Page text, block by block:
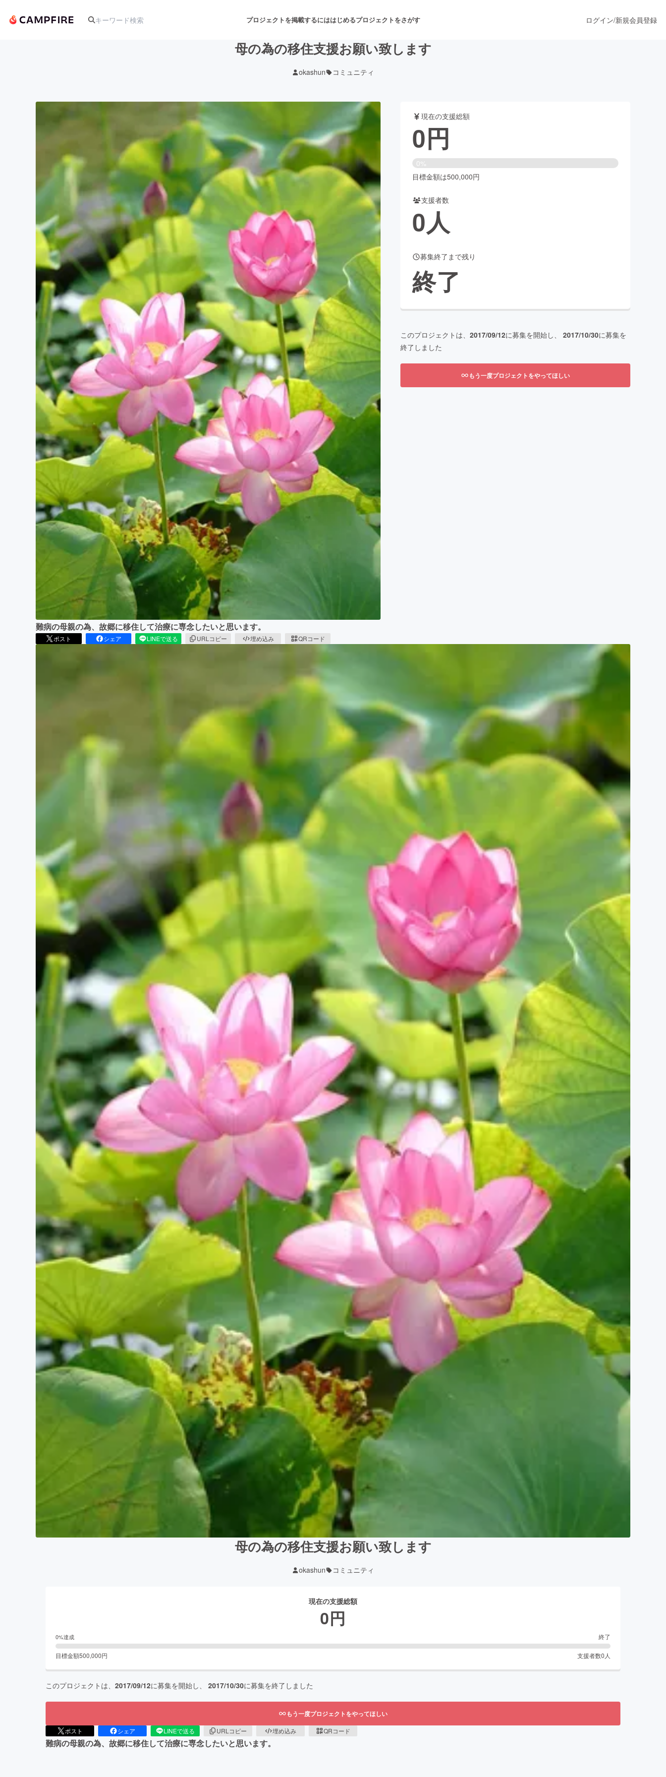
プロジェクトを掲載するにははじめるプロジェクトをさがす
舞台・パフォーマンス
テクノロジー・ガジェット ゲーム・サービス開発
映像・映画 書籍・雑誌出版 アニメ・漫画
ビジネス・起業 チャレンジ ビューティー・ヘルスケア
まちづくり・地域活性化
CAMPFIRE for Social Good
CAMPFIRE Creation
CAMPFIREふるさと納税
machi-ya コミュニティ
ログイン/新規会員登録
母の為の移住支援お願い致します
okashun コミュニティ
難病の母親の為、故郷に移住して治療に専念したいと思います。
ポスト シェア LINEで送る URLコピー 埋め込み QRコード
現在の支援総額
0円
0%
目標金額は500,000円
支援者数
0人
募集終了まで残り
終了
このプロジェクトは、 2017/09/12に募集を開始し、 2017/10/30に募集を
終了しました
もう一度プロジェクトをやってほしい
母の為の移住支援お願い致します
okashun コミュニティ
現在の支援総額
0円
0%達成 終了
目標金額500,000円 支援者数0 人
このプロジェクトは、 2017/09/12に募集を開始し、 2017/10/30に募集を終了しました
もう一度プロジェクトをやってほしい
ポスト シェア LINEで送る URLコピー 埋め込み QRコード
難病の母親の為、故郷に移住して治療に専念したいと思います。